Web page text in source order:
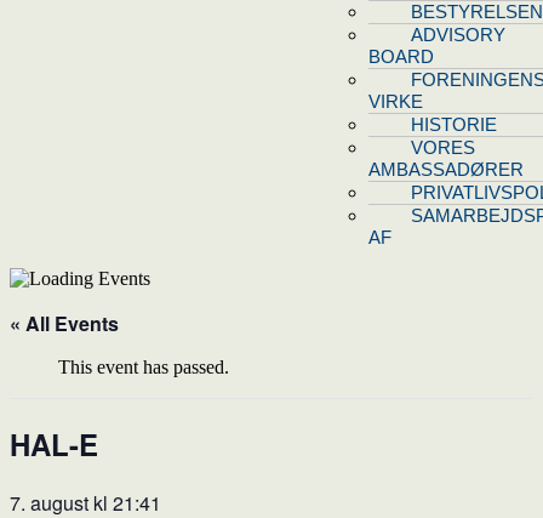
BESTYRELSEN
ADVISORY
BOARD
VIRKE
HISTORIE
VORES
AMBASSADØRER
AF
« All Events
This event has passed.
HAL-E
7. august kl 21:41